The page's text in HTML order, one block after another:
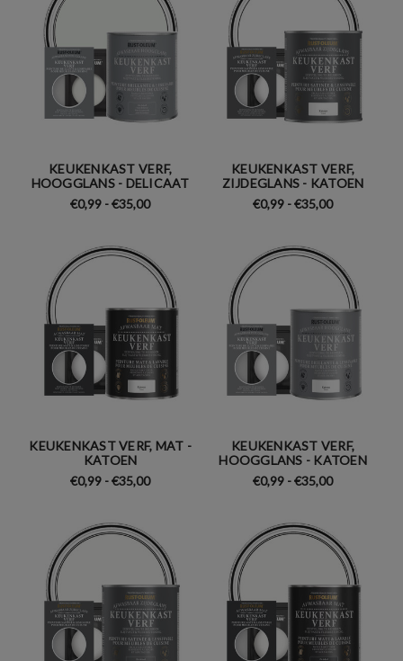
KEUKENKAST VERF,
HOOGGLANS - DELICAAT
€0,99 - €35,00
KEUKENKAST VERF,
ZIJDEGLANS - KATOEN
€0,99 - €35,00
KEUKENKAST VERF, MAT -
KATOEN
€0,99 - €35,00
KEUKENKAST VERF,
HOOGGLANS - KATOEN
€0,99 - €35,00